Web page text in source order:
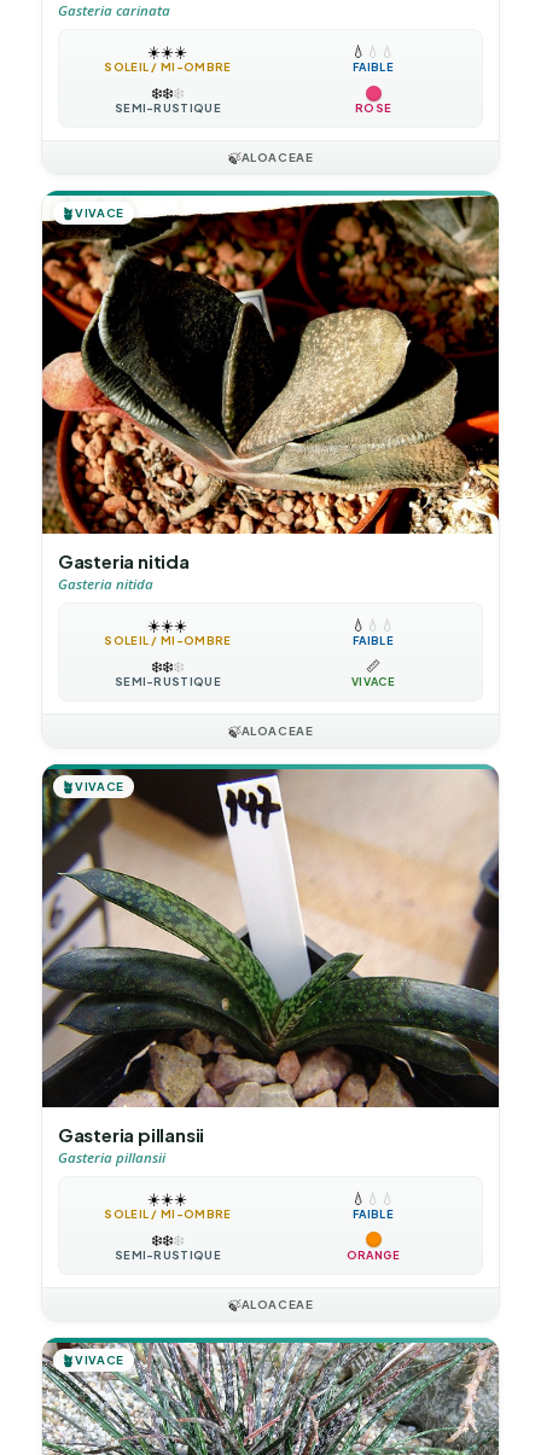
Gasteria carinata
☀️☀️☀️
SOLEIL / MI-OMBRE
💧 💧 💧
FAIBLE
❄️❄️❄️
SEMI-RUSTIQUE ROSE
🍃ALOACEAE
🪴VIVACE
Gasteria nitida
Gasteria nitida
☀️☀️☀️
SOLEIL / MI-OMBRE
💧 💧 💧
FAIBLE
❄️❄️❄️
SEMI-RUSTIQUE
📏
VIVACE
🍃ALOACEAE
🪴VIVACE
Gasteria pillansii
Gasteria pillansii
☀️☀️☀️
SOLEIL / MI-OMBRE
💧 💧 💧
FAIBLE
❄️❄️❄️
SEMI-RUSTIQUE ORANGE
🍃ALOACEAE
🪴VIVACE